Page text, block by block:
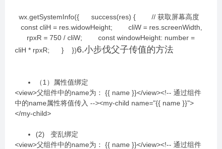
wx.getSystemInfo({ success(res) { // 获取屏幕高度
const cliH = res.widowHeight; cliW = res.screenWidth,
rpxR = 750 / cliW; const windowHeight: number =
cliH * rpxR; } })6.小步伐父子传值的方法
（1）属性值绑定
<view>父组件中的name为： {{ name }}</view><!-- 通过组件
中的name属性将值传入 --><my-child name="{{ name }}">
</my-child>
(2) 变乱绑定
<view>父组件中的name为： {{ name }}</view><!-- 通过组件